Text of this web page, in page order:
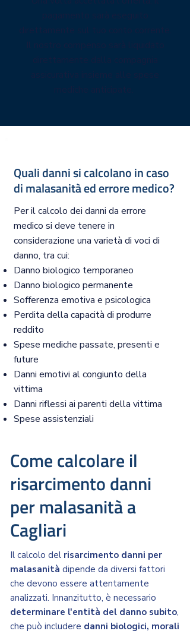
Quali danni si calcolano in caso
di malasanità ed errore medico?
Per il calcolo dei danni da errore
medico si deve tenere in
considerazione una varietà di voci di
danno, tra cui:
Danno biologico temporaneo
Danno biologico permanente
Sofferenza emotiva e psicologica
Perdita della capacità di produrre
reddito
Spese mediche passate, presenti e
future
Danni emotivi al congiunto della
vittima
Danni riflessi ai parenti della vittima
Spese assistenziali
Come calcolare il
risarcimento danni
per malasanità a
Cagliari
Il calcolo del risarcimento danni per
malasanità dipende da diversi fattori
che devono essere attentamente
analizzati. Innanzitutto, è necessario
determinare l'entità del danno subito,
che può includere danni biologici, morali